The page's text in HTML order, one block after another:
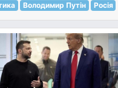
Володимир Путін Росія